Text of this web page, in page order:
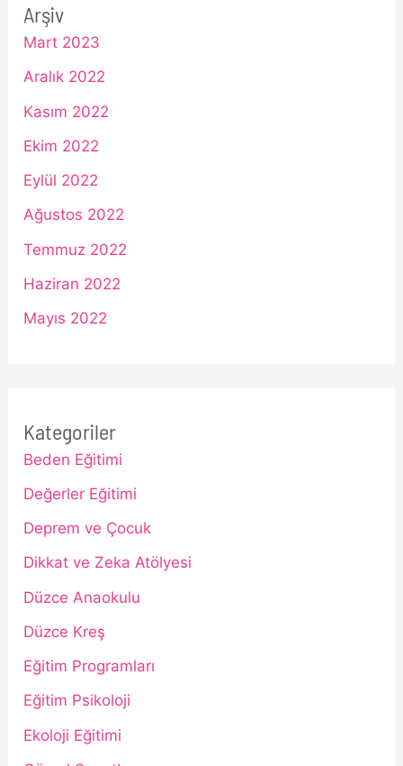
Arşiv
Mart 2023
Aralık 2022
Kasım 2022
Ekim 2022
Eylül 2022
Ağustos 2022
Temmuz 2022
Haziran 2022
Mayıs 2022
Kategoriler
Beden Eğitimi
Değerler Eğitimi
Deprem ve Çocuk
Dikkat ve Zeka Atölyesi
Düzce Anaokulu
Düzce Kreş
Eğitim Programları
Eğitim Psikoloji
Ekoloji Eğitimi